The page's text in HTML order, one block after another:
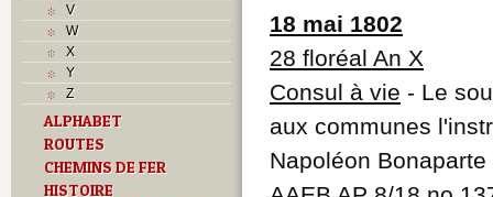
V
W
X
Y
Z
ALPHABET
ROUTES
CHEMINS DE FER
HISTOIRE
18 mai 1802
28 floréal An X
Consul à vie - Le
aux communes
Napoléon